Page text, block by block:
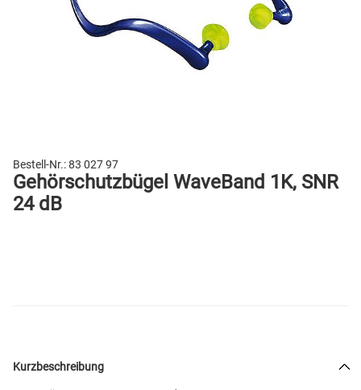
Bestell-Nr.:83 027 97
Gehörschutzbügel WaveBand 1K, SNR
24 dB
Kurzbeschreibung